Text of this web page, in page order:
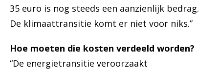
35 euro is nog steeds een aanzienlijk bedrag.
De klimaattransitie komt er niet voor niks.”
Hoe moeten die kosten verdeeld worden?
“De energietransitie veroorzaakt